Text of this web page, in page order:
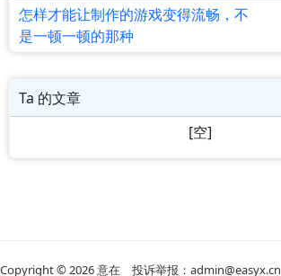
怎样才能让制作的游戏变得流畅，不
是一顿一顿的那种
Ta 的文章
[空]
Copyright © 2026意在 投诉举报：admin@easyx.cn